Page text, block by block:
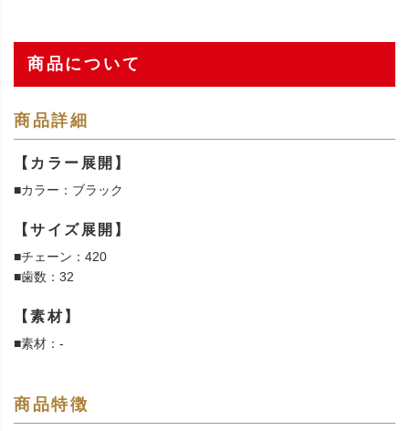
商品について
商品詳細
【カラー展開】
■カラー：ブラック
【サイズ展開】
■チェーン：420
■歯数：32
【素材】
■素材：-
商品特徴